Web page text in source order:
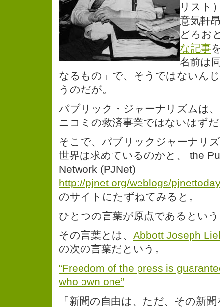
リスト
意気軒
どろお
な記事
名前は
なるもの」で、そうではないん
うのだが。
パブリック・ジャーナリズムは
ニコミの救済事業ではないはず
そこで、パブリックジャーナリ
世界は求めているのかと、 the
Network (PJNet)
http://pjnet.org/weblogs/
のサイトにたずねてみると。
ひとつの言葉が原点であるとい
その言葉とは、 Abbott Joseph
の次の言葉だという。
“Freedom of the press is
who own one”
「新聞の自由は、ただ、その新